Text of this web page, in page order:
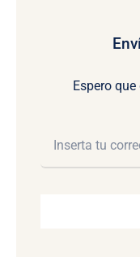
Espero